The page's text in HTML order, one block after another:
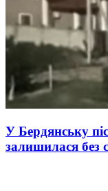
У Бердянську
залишилася без